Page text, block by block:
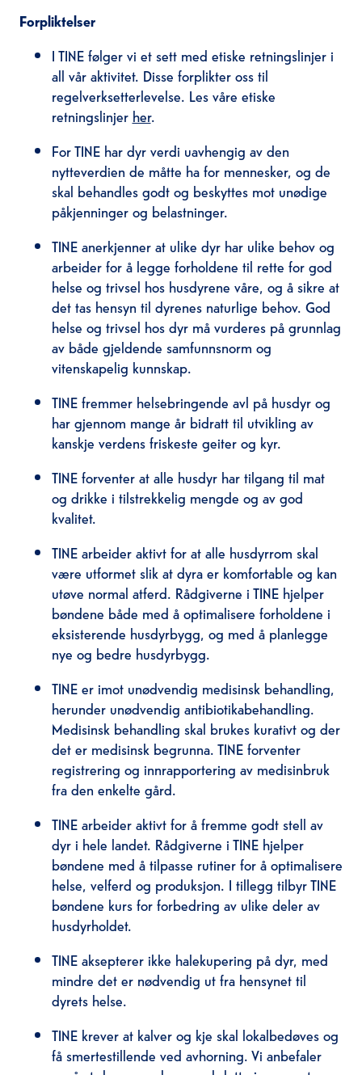
Forpliktelser
I TINE følger vi et sett med etiske retningslinjer i
all vår aktivitet. Disse forplikter oss til
regelverksetterlevelse. Les våre etiske
retningslinjer her.
For TINE har dyr verdi uavhengig av den
nytteverdien de måtte ha for mennesker, og de
skal behandles godt og beskyttes mot unødige
påkjenninger og belastninger.
TINE anerkjenner at ulike dyr har ulike behov og
arbeider for å legge forholdene til rette for god
helse og trivsel hos husdyrene våre, og å sikre at
det tas hensyn til dyrenes naturlige behov. God
helse og trivsel hos dyr må vurderes på grunnlag
av både gjeldende samfunnsnorm og
vitenskapelig kunnskap.
TINE fremmer helsebringende avl på husdyr og
har gjennom mange år bidratt til utvikling av
kanskje verdens friskeste geiter og kyr.
TINE forventer at alle husdyr har tilgang til mat
og drikke i tilstrekkelig mengde og av god
kvalitet.
TINE arbeider aktivt for at alle husdyrrom skal
være utformet slik at dyra er komfortable og kan
utøve normal atferd. Rådgiverne i TINE hjelper
bøndene både med å optimalisere forholdene i
eksisterende husdyrbygg, og med å planlegge
nye og bedre husdyrbygg.
TINE er imot unødvendig medisinsk behandling,
herunder unødvendig antibiotikabehandling.
Medisinsk behandling skal brukes kurativt og der
det er medisinsk begrunna. TINE forventer
registrering og innrapportering av medisinbruk
fra den enkelte gård.
TINE arbeider aktivt for å fremme godt stell av
dyr i hele landet. Rådgiverne i TINE hjelper
bøndene med å tilpasse rutiner for å optimalisere
helse, velferd og produksjon. I tillegg tilbyr TINE
bøndene kurs for forbedring av ulike deler av
husdyrholdet.
TINE aksepterer ikke halekupering på dyr, med
mindre det er nødvendig ut fra hensynet til
dyrets helse.
TINE krever at kalver og kje skal lokalbedøves og
få smertestillende ved avhorning. Vi anbefaler